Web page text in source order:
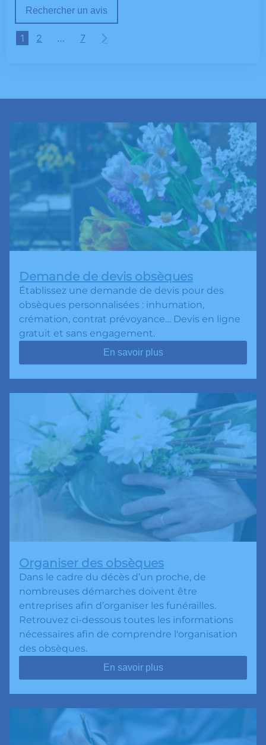
Rechercher un avis
1 2 … 7
Demande de devis obsèques
Établissez une demande de devis pour des
obsèques personnalisées : inhumation,
crémation, contrat prévoyance… Devis en ligne
gratuit et sans engagement.
En savoir plus
Organiser des obsèques
Dans le cadre du décès d’un proche, de
nombreuses démarches doivent être
entreprises afin d’organiser les funérailles.
Retrouvez ci-dessous toutes les informations
nécessaires afin de comprendre l'organisation
des obsèques.
En savoir plus